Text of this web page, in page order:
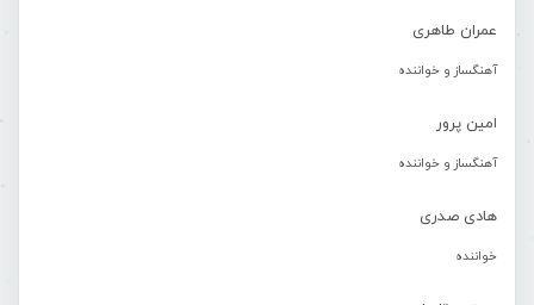
عمران طاهری
آهنگساز و خواننده
امین پرور
آهنگساز و خواننده
هادی صدری
خواننده